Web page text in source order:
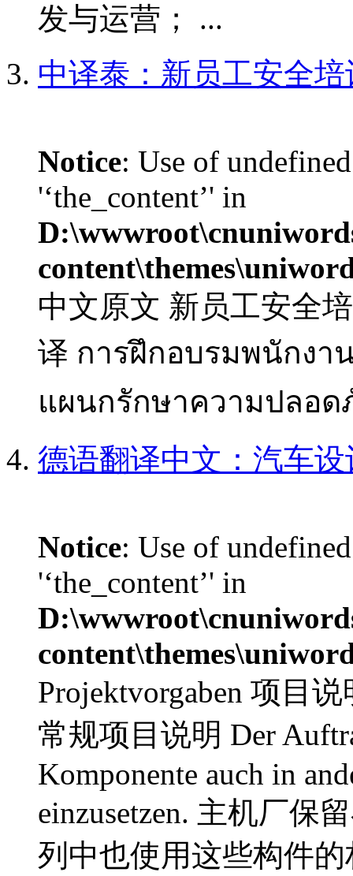
发与运营； ...
中译泰：新员工安全
Notice: Use of
'‘the_content’' in
中文原文 新员工安全
译 การฝึกอบรมพนักง
แผนกรักษาความปลอด
德语翻译中文：汽车
Notice: Use of
'‘the_content’' in
Projektvorgaben 项目
常规项目说明 Der
Komponente auch in
einzusetzen. 主机厂保
列中也使用这些构件的